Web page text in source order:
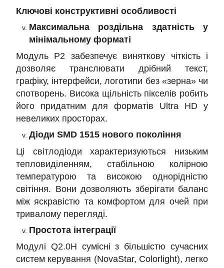
Ключові конструктивні особливості
Максимальна роздільна здатність у
мінімальному форматі
Модуль P2 забезпечує виняткову чіткість і
дозволяє транслювати дрібний текст,
графіку, інтерфейси, логотипи без «зерна» чи
спотворень. Висока щільність пікселів робить
його придатним для форматів Ultra HD у
невеликих просторах.
Діоди SMD 1515 нового покоління
Ці світлодіоди характеризуються низьким
тепловиділенням, стабільною колірною
температурою та високою однорідністю
світіння. Вони дозволяють зберігати баланс
між яскравістю та комфортом для очей при
тривалому перегляді.
Простота інтеграції
Модулі Q2.0H сумісні з більшістю сучасних
систем керування (NovaStar, Colorlight), легко